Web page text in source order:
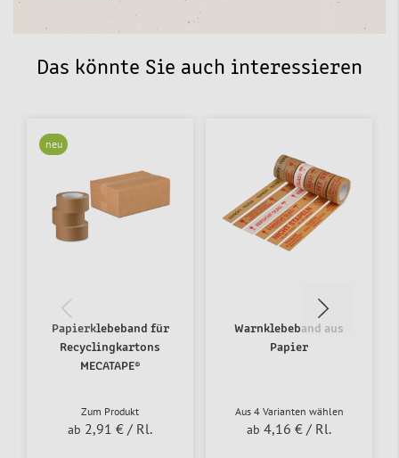
Das könnte Sie auch interessieren
neu
Papierklebeband für
Recyclingkartons
MECATAPE®
Zum Produkt
ab 2,91 € / Rl.
Warnklebeband aus
Papier
Aus 4 Varianten wählen
ab 4,16 € / Rl.